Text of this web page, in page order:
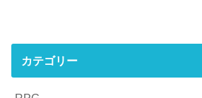
カテゴリー